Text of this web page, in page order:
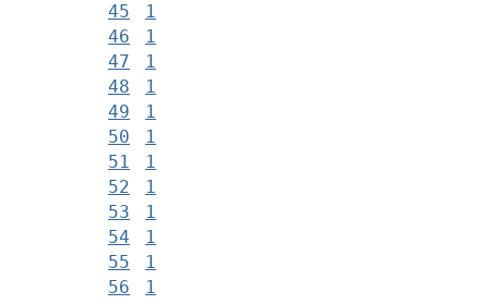
45
1
46
1
47
1
48
1
49
1
50
1
51
1
52
1
53
1
54
1
55
1
56
1